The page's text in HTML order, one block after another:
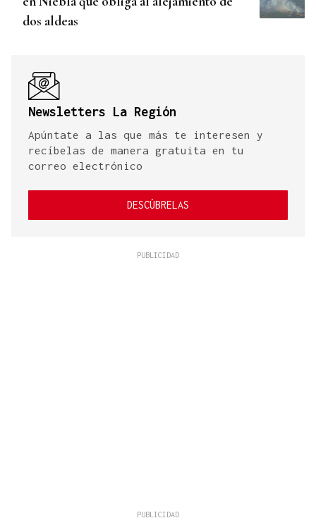
dos aldeas
Newsletters La Región
Apúntate a las que más te interesen y
recíbelas de manera gratuita en tu
correo electrónico
DESCÚBRELAS